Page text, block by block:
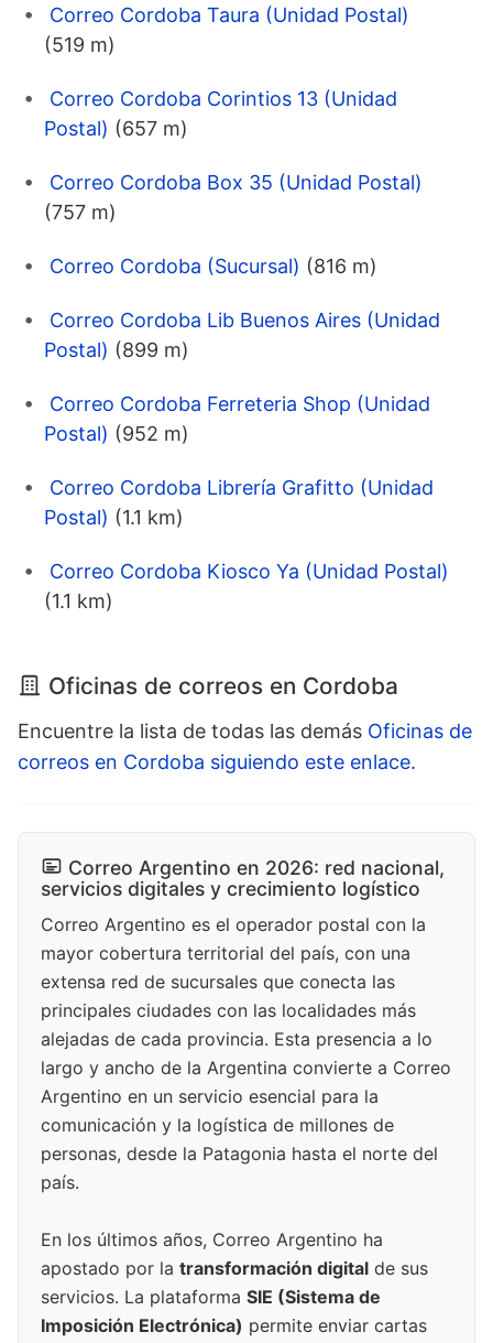
Correo Cordoba Taura (Unidad Postal)
(519 m)
Correo Cordoba Corintios 13 (Unidad
Postal) (657 m)
Correo Cordoba Box 35 (Unidad Postal)
(757 m)
Correo Cordoba (Sucursal) (816 m)
Correo Cordoba Lib Buenos Aires (Unidad
Postal) (899 m)
Correo Cordoba Ferreteria Shop (Unidad
Postal) (952 m)
Correo Cordoba Librería Grafitto (Unidad
Postal) (1.1 km)
Correo Cordoba Kiosco Ya (Unidad Postal)
(1.1 km)
Oficinas de correos en Cordoba
Encuentre la lista de todas las demás Oficinas de
correos en Cordoba siguiendo este enlace.
Correo Argentino en 2026: red nacional,
servicios digitales y crecimiento logístico
Correo Argentino es el operador postal con la
mayor cobertura territorial del país, con una
extensa red de sucursales que conecta las
principales ciudades con las localidades más
alejadas de cada provincia. Esta presencia a lo
largo y ancho de la Argentina convierte a Correo
Argentino en un servicio esencial para la
comunicación y la logística de millones de
personas, desde la Patagonia hasta el norte del
país.
En los últimos años, Correo Argentino ha
apostado por la transformación digital de sus
servicios. La plataforma SIE (Sistema de
Imposición Electrónica) permite enviar cartas